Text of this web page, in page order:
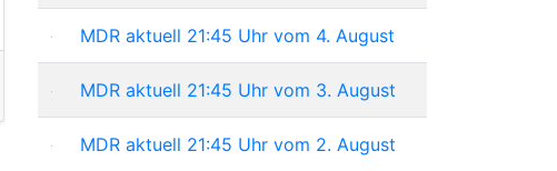
MDR aktuell 21:45 Uhr vom 4. August
MDR aktuell 21:45 Uhr vom 3. August
MDR aktuell 21:45 Uhr vom 2. August